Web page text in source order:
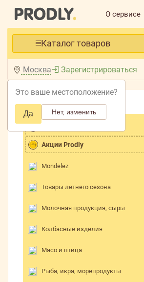
О сервисе
Каталог товаров
Москва
Это ваше местоположение?
Да Нет, изменить
Зарегистрироваться
Главная /Каталог /
P+ Акции Prodly
Mondelēz
Товары летнего сезона
Молочная продукция, сыры
Колбасные изделия
Мясо и птица
Рыба, икра, морепродукты